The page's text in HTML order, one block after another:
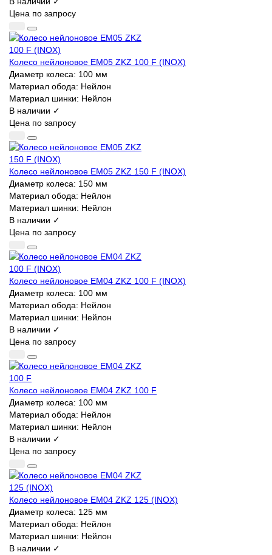
Цена по запросу
Колесо нейлоновое EM05 ZKZ 100 F (INOX)
Диаметр колеса: 100 мм
Материал обода: Нейлон
Материал шинки: Нейлон
В наличии ✓
Цена по запросу
Колесо нейлоновое EM05 ZKZ 150 F (INOX)
Диаметр колеса: 150 мм
Материал обода: Нейлон
Материал шинки: Нейлон
В наличии ✓
Цена по запросу
Колесо нейлоновое EM04 ZKZ 100 F (INOX)
Диаметр колеса: 100 мм
Материал обода: Нейлон
Материал шинки: Нейлон
В наличии ✓
Цена по запросу
Колесо нейлоновое EM04 ZKZ 100 F
Диаметр колеса: 100 мм
Материал обода: Нейлон
Материал шинки: Нейлон
В наличии ✓
Цена по запросу
Колесо нейлоновое EM04 ZKZ 125 (INOX)
Диаметр колеса: 125 мм
Материал обода: Нейлон
Материал шинки: Нейлон
В наличии ✓